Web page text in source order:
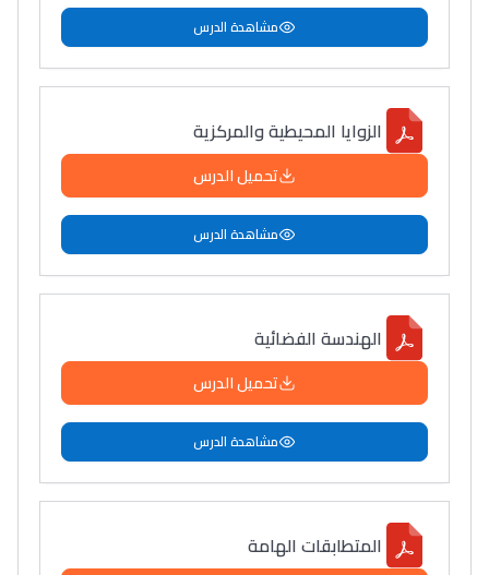
مشاهدة الدرس
الزوايا المحيطية والمركزية
تحميل الدرس
مشاهدة الدرس
الهندسة الفضائية
تحميل الدرس
مشاهدة الدرس
المتطابقات الهامة